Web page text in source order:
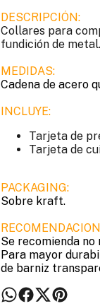
DESCRIPCIÓN:
Collares para
fundición de metal.
MEDIDAS:
Cadena de acero
INCLUYE:
Tarjeta de
Tarjeta de
PACKAGING:
Sobre kraft.
Se recomienda
Para mayor
de barniz